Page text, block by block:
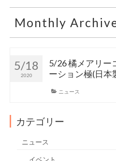
ニュース
よくあるご質問
コンセプト
Monthly
5/18
2020
5/26 橘メアリー
ーション極(日本
ニュース
カテゴリー
ニュース